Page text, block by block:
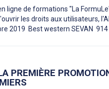
ligne de formations "La
les droits aux utilisateurs,
2019 Best western SEVAN 914
PREMIÈRE